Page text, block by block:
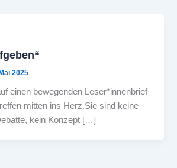
2025
einen bewegenden Leser*innenbrief
mitten ins Herz.Sie sind keine
kein Konzept […]